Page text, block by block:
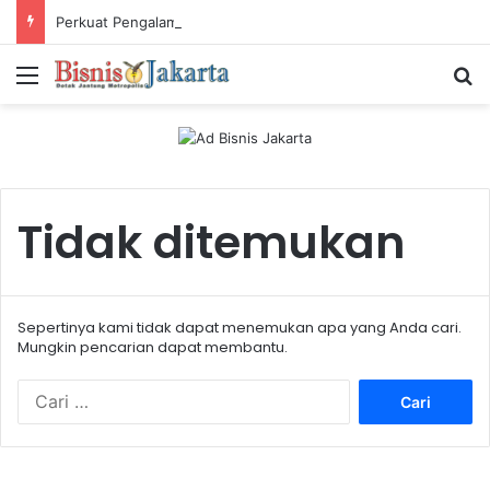
Menu
Tidak ditemukan
Sepertinya kami tidak dapat menemukan apa yang Anda cari.
Mungkin pencarian dapat membantu.